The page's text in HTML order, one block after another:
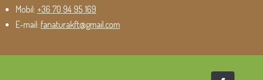
Mobil: +36 70 94 95 169
E-mail: fanaturakft@gmail.com